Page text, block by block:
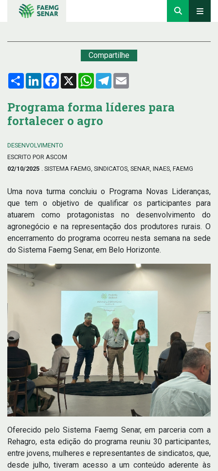
Compartilhe
Compartilhar
LinkedInFacebook
X WhatsApp
Telegram
Programa forma líderes para
fortalecer o agro
DESENVOLVIMENTO
ESCRITO POR ASCOM
02/10/2025 . SISTEMA FAEMG, SINDICATOS, SENAR, INAES, FAEMG
Uma nova turma concluiu o Programa Novas Lideranças,
que tem o objetivo de qualificar os participantes para
atuarem como protagonistas no desenvolvimento do
agronegócio e na representação dos produtores rurais. O
encerramento do programa ocorreu nesta semana na sede
do Sistema Faemg Senar, em Belo Horizonte.
Oferecido pelo Sistema Faemg Senar, em parceria com a
Rehagro, esta edição do programa reuniu 30 participantes,
entre jovens, mulheres e representantes de sindicatos, que,
desde julho, tiveram acesso a um conteúdo aderente às